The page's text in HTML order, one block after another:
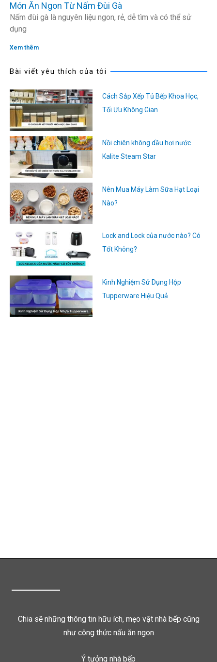
Món Ăn Ngon Từ Nấm Đùi Gà
Nấm đùi gà là nguyên liệu ngon, rẻ, dễ tìm và có thể sử
dụng
Xem thêm
Bài viết yêu thích của tôi
Cách Sắp Xếp Tủ Bếp Khoa Học,
Tối Ưu Không Gian
Nồi chiên không dầu hơi nước
Kalite Steam Star
Nên Mua Máy Làm Sữa Hạt Loại
Nào?
Lock and Lock của nước nào? Có
Tốt Không?
Kinh Nghiệm Sử Dụng Hộp
Tupperware Hiệu Quả
Chia sẽ những thông tin hữu ích, mẹo vặt nhà bếp cũng
như công thức nấu ăn ngon
Ý tưởng nhà bếp